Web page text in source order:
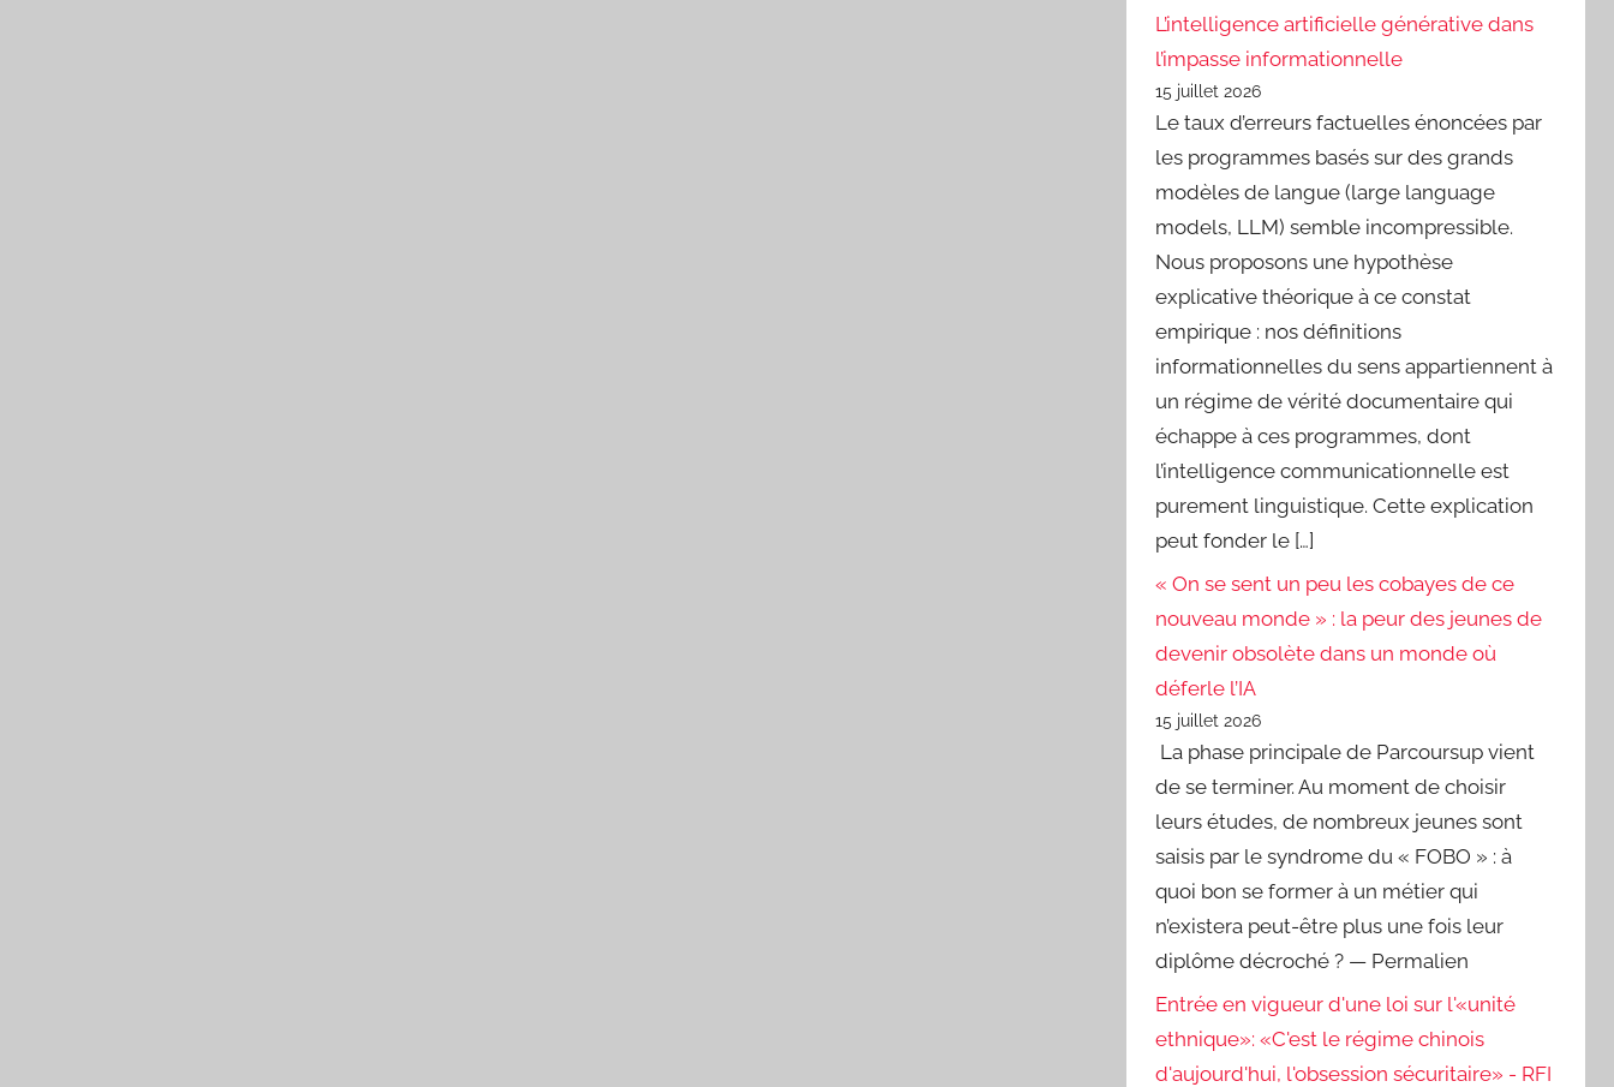
L’intelligence artificielle générative dans
l’impasse informationnelle
15 juillet 2026
Le taux d’erreurs factuelles énoncées par
les programmes basés sur des grands
modèles de langue (large language
models, LLM) semble incompressible.
Nous proposons une hypothèse
explicative théorique à ce constat
empirique : nos définitions
informationnelles du sens appartiennent à
un régime de vérité documentaire qui
échappe à ces programmes, dont
l’intelligence communicationnelle est
purement linguistique. Cette explication
peut fonder le […]
« On se sent un peu les cobayes de ce
nouveau monde » : la peur des jeunes de
devenir obsolète dans un monde où
déferle l’IA
15 juillet 2026
La phase principale de Parcoursup vient
de se terminer. Au moment de choisir
leurs études, de nombreux jeunes sont
saisis par le syndrome du « FOBO » : à
quoi bon se former à un métier qui
n’existera peut-être plus une fois leur
diplôme décroché ? — Permalien
Entrée en vigueur d'une loi sur l'«unité
ethnique»: «C'est le régime chinois
d'aujourd'hui, l'obsession sécuritaire» - RFI